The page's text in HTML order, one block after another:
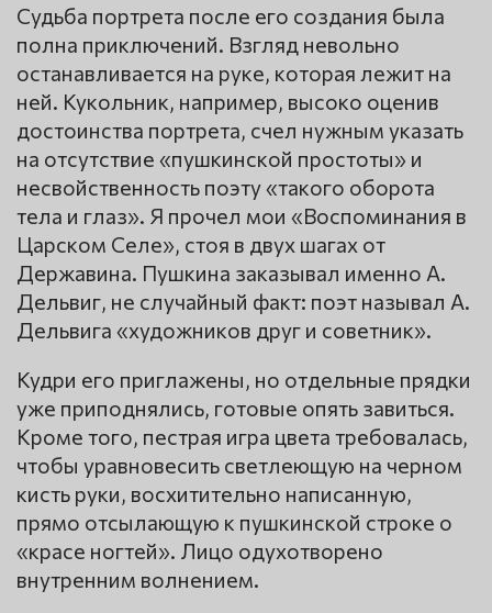
Судьба портрета после его создания была
полна приключений. Взгляд невольно
останавливается на руке, которая лежит на
ней. Кукольник, например, высоко оценив
достоинства портрета, счел нужным указать
на отсутствие «пушкинской простоты» и
несвойственность поэту «такого оборота
тела и глаз». Я прочел мои «Воспоминания в
Царском Селе», стоя в двух шагах от
Державина. Пушкина заказывал именно А.
Дельвиг, не случайный факт: поэт называл А.
Дельвига «художников друг и советник».
Кудри его приглажены, но отдельные прядки
уже приподнялись, готовые опять завиться.
Кроме того, пестрая игра цвета требовалась,
чтобы уравновесить светлеющую на черном
кисть руки, восхитительно написанную,
прямо отсылающую к пушкинской строке о
«красе ногтей». Лицо одухотворено
внутренним волнением.